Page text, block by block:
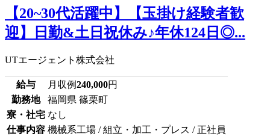
【20~30代活躍中】【玉掛け経験者歓
迎】日勤&土日祝休み♪年休124日◎...
UTエージェント株式会社
給与 月収例240,000円
勤務地
福岡県 篠栗町
寮・社宅 なし
仕事内容 機械系工場 / 組立・加工・プレス / 正社員